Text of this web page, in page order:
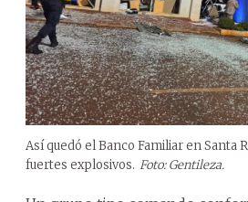
Así quedó el Banco Familiar en Santa
fuertes explosivos. Foto: Gentileza.